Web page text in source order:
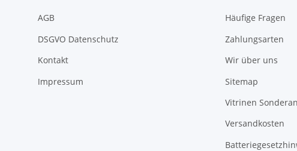
AGB
DSGVO Datenschutz
Kontakt
Impressum
Häufige Fragen
Zahlungsarten
Wir über uns
Sitemap
Vitrinen
Versandkosten